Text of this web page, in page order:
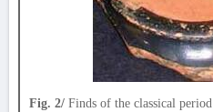
Fig. 2/ Finds of the classical period